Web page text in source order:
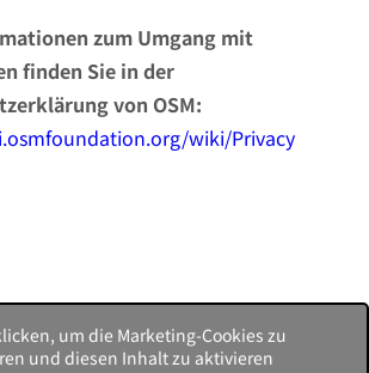
zum Umgang mit
finden Sie in der
von OSM:
wiki/Privacy
um die Marketing-Cookies zu
und diesen Inhalt zu aktivieren